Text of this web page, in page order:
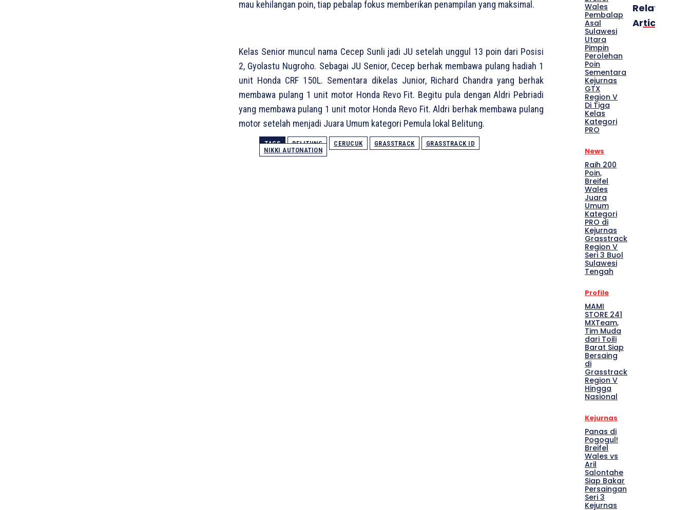
mau kehilangan poin, tiap pebalap fokus memberikan penampilan yang maksimal.
Kelas Senior muncul nama Cecep Sunli jadi JU setelah unggul 13 poin dari Posisi
2, Gyolastu Nugroho. Sebagai JU Senior, Cecep berhak membawa pulang hadiah 1
unit Honda CRF 150L. Sementara dikelas Junior, Richard Chandra yang berhak
membawa pulang 1 unit motor Honda Revo Fit. Begitu pula dengan Aldri Pebriadi
yang membawa pulang 1 unit motor Honda Revo Fit. Aldri berhak membawa pulang
motor setelah menjadi Juara Umum kategori Pemula lokal Belitung.
TAGS BELITUNG CERUCUK GRASSTRACK
GRASSTRACK ID
NIKKI AUTONATION
Wales
Pembalap
Asal
Sulawesi
Utara
Pimpin
Perolehan
Poin
Sementara
Kejurnas
GTX
Region V
Di Tiga
Kelas
Kategori
PRO
News
Raih 200
Poin,
Breifel
Wales
Juara
Umum
Kategori
PRO di
Kejurnas
Grasstrack
Region V
Seri 3 Buol
Sulawesi
Tengah
Profile
MAMI
STORE 241
MXTeam,
Tim Muda
dari Toili
Barat Siap
Bersaing
di
Grasstrack
Region V
Hingga
Nasional
Kejurnas
Panas di
Pogogul!
Breifel
Wales vs
Aril
Salontahe
Siap Bakar
Persaingan
Seri 3
Kejurnas
Related
Articles